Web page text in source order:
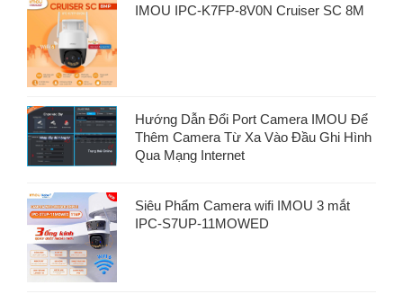
IMOU IPC-K7FP-8V0N Cruiser SC 8M
Hướng Dẫn Đổi Port Camera IMOU Để
Thêm Camera Từ Xa Vào Đầu Ghi Hình
Qua Mạng Internet
Siêu Phẩm Camera wifi IMOU 3 mắt
IPC-S7UP-11MOWED